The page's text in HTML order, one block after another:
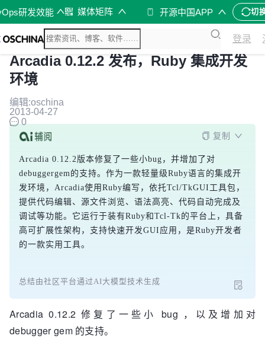
研发效能 媒体矩阵 开源中国APP 切
登录
Arcadia 0.12.2 发布，Ruby 集成开发
环境
编辑:oschina
2013-04-27
0
复制
Arcadia 0.12.2版本修复了一些小bug，并增加了对
debuggergem的支持。作为一款轻量级Ruby语言的集成开
发环境，Arcadia使用Ruby编写，依托Tcl/TkGUI工具包，
提供代码编辑、源文件浏览、语法高亮、代码自动完成及
调试等功能。它运行于装有Ruby和Tcl-Tk的平台上，具备
高可扩展性架构，支持快速开发GUI应用，是Ruby开发者
的一款实用工具。
总结由社区平台通过AI大模型技术生成
Arcadia 0.12.2 修复了一些小 bug ，以及增加对
debugger gem 的支持。